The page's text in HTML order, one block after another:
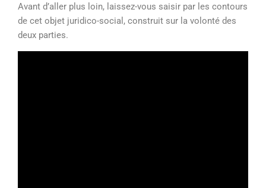
Avant d’aller plus loin, laissez-vous saisir par les contours
de cet objet juridico-social, construit sur la volonté des
deux parties.